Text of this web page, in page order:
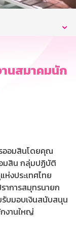
นสมาคมนัก
ออมสินโดยคุณ
มสิน กลุ่มปฏิบัติ
งประเทศไทย
การสมุทรนายก
บมอบเงินสนับสนุน
ำนักงานใหญ่